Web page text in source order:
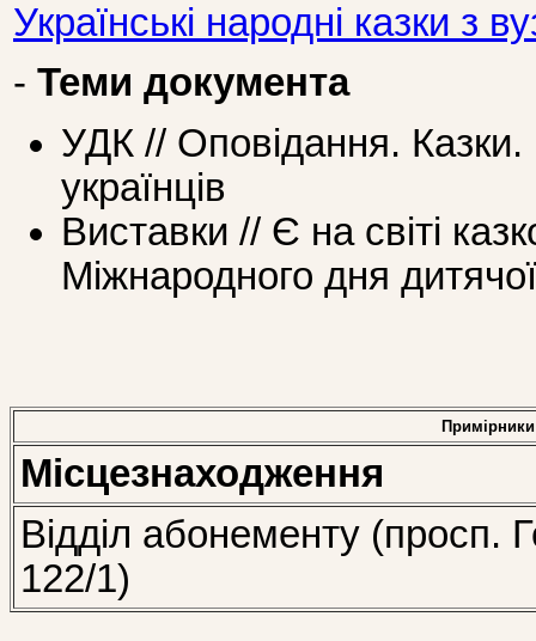
Українські народні казки з
- Теми документа
УДК // Оповідання.
українців
Виставки // Є на світі
Міжнародного дня
Примірники
Місцезнаходження
Відділ абонементу (просп.
122/1)